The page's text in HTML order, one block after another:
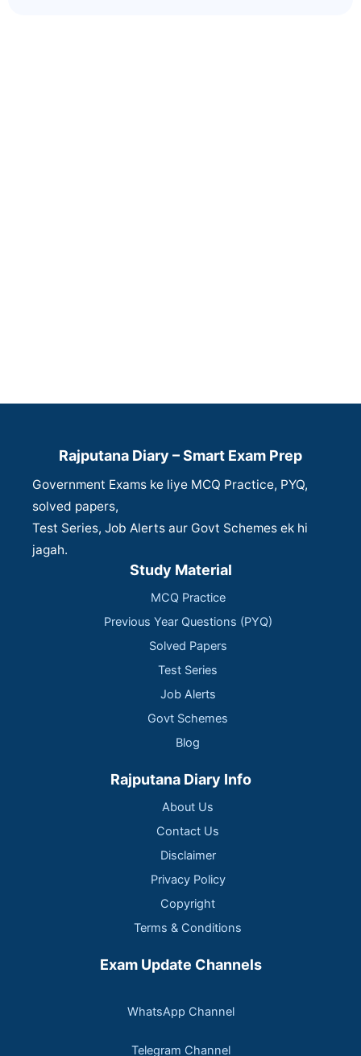
Rajputana Diary – Smart Exam Prep
Government Exams ke liye MCQ Practice, PYQ,
solved papers,
Test Series, Job Alerts aur Govt Schemes ek hi
jagah.
Study Material
MCQ Practice
Previous Year Questions (PYQ)
Solved Papers
Test Series
Job Alerts
Govt Schemes
Blog
Rajputana Diary Info
About Us
Contact Us
Disclaimer
Privacy Policy
Copyright
Terms & Conditions
Exam Update Channels
WhatsApp Channel
Telegram Channel